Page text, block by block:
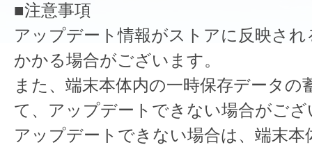
■注意事項
アップデート情報がストアに反映さ
かかる場合がございます。
また、端末本体内の一時保存データの
て、アップデートできない場合がご
アップデートできない場合は、端末本